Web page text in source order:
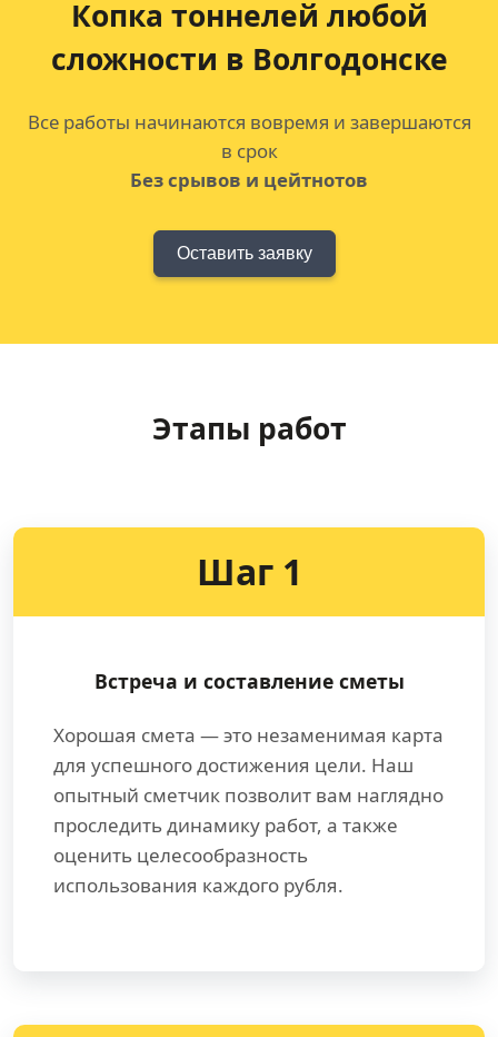
Копка тоннелей любой
сложности в Волгодонске
Все работы начинаются вовремя и завершаются
в срок
Без срывов и цейтнотов
Оставить заявку
Этапы работ
Шаг 1
Встреча и составление сметы
Хорошая смета — это незаменимая карта
для успешного достижения цели. Наш
опытный сметчик позволит вам наглядно
проследить динамику работ, а также
оценить целесообразность
использования каждого рубля.